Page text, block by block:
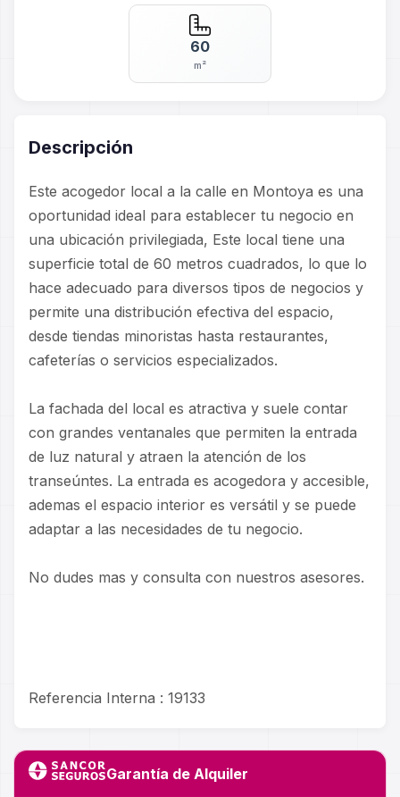
60
m²
Descripción
Este acogedor local a la calle en Montoya es una
oportunidad ideal para establecer tu negocio en
una ubicación privilegiada, Este local tiene una
superficie total de 60 metros cuadrados, lo que lo
hace adecuado para diversos tipos de negocios y
permite una distribución efectiva del espacio,
desde tiendas minoristas hasta restaurantes,
cafeterías o servicios especializados.
La fachada del local es atractiva y suele contar
con grandes ventanales que permiten la entrada
de luz natural y atraen la atención de los
transeúntes. La entrada es acogedora y accesible,
ademas el espacio interior es versátil y se puede
adaptar a las necesidades de tu negocio.
No dudes mas y consulta con nuestros asesores.
Referencia Interna : 19133
Garantía de Alquiler